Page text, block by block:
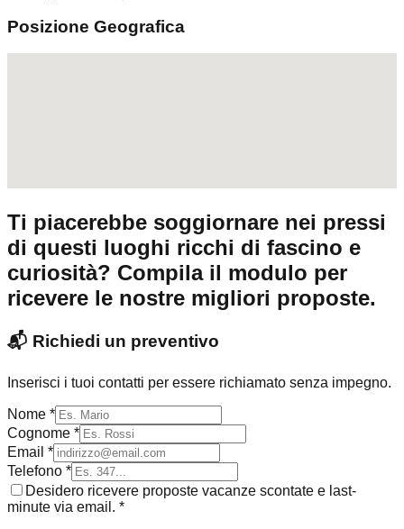
Posizione Geografica
Ti piacerebbe soggiornare nei pressi
di questi luoghi ricchi di fascino e
curiosità? Compila il modulo per
ricevere le nostre migliori proposte.
📬 Richiedi un preventivo
Inserisci i tuoi contatti per essere richiamato senza impegno.
Nome *
Cognome *
Email *
Telefono *
Desidero ricevere proposte vacanze scontate e last-
minute via email. *